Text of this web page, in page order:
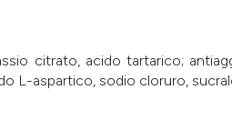
citrato, acido tartarico;
L-aspartico, sodio cloruro,